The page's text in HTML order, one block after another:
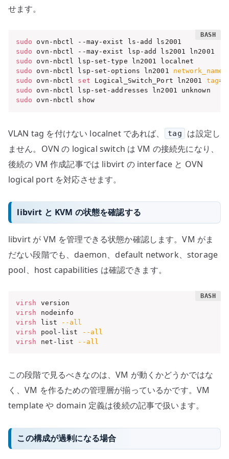
せます。
sudo
sudo
sudo
sudo ovn-nbctl lsp-set-options ln2001 network_name
sudo ovn-nbctl set Logical_Switch_Port ln2001 tag=
sudo
sudo ovn-nbctl show
VLAN tag を付けない localnet であれば、 tag
は設定し
ません。OVN の logical switch は VM の接続先になり、
後続の VM 作成記事では libvirt の interface と OVN
logical port を対応させます。
libvirt と KVM の状態を確認する
libvirt が VM を管理できる状態か確認します。VM がま
だない段階でも、daemon、default network、storage
pool、host capabilities は確認できます。
virsh
virsh
virsh list
--all
virsh pool-list
--all
virsh net-list --all
この段階で見るべきなのは、VM が動くかどうかではな
く、VM を作るための管理層が揃っているかです。VM
template や domain 定義は後続の記事で扱います。
この構成が過剰になる場合